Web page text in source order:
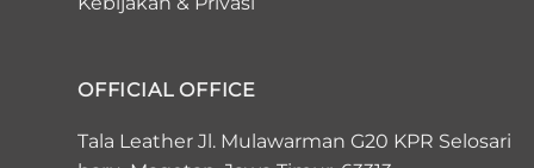
OFFICIAL OFFICE
Tala Leather Jl. Mulawarman G20 KPR Selosari